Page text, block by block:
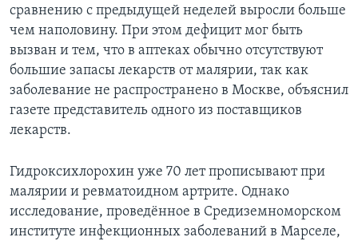
сравнению с предыдущей неделей выросли больше
чем наполовину. При этом дефицит мог быть
вызван и тем, что в аптеках обычно отсутствуют
большие запасы лекарств от малярии, так как
заболевание не распространено в Москве, объяснил
газете представитель одного из поставщиков
лекарств.
Гидроксихлорохин уже 70 лет прописывают при
малярии и ревматоидном артрите. Однако
исследование, проведённое в Средиземноморском
институте инфекционных заболеваний в Марселе,